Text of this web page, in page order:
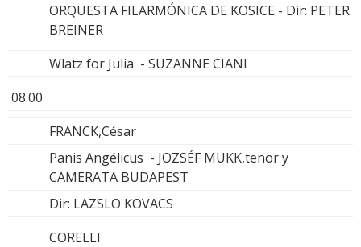
ORQUESTA FILARMÓNICA DE KOSICE - Dir: PETER
BREINER
Wlatz for Julia - SUZANNE CIANI
08.00
FRANCK,César
Panis Angélicus - JOZSÉF MUKK,tenor y
CAMERATA BUDAPEST
Dir: LAZSLO KOVACS
CORELLI